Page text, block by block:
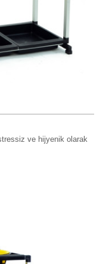
ve hijyenik olarak